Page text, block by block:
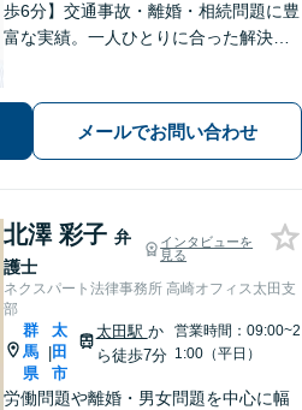
歩6分】交通事故・離婚・相続問題に豊
富な実績。一人ひとりに合った解決方
もご相談ください。
メールでお問い合わせ
北澤 彩子 弁
護士
インタビューを
見る
ネクスパート法律事務所 高崎オフィス太田支
部
群
馬
県
|
太
田
市
太田駅 か
ら徒歩7分
営業時間：09:00~2
1:00（平日）
労働問題や離婚・男女問題を中心に幅